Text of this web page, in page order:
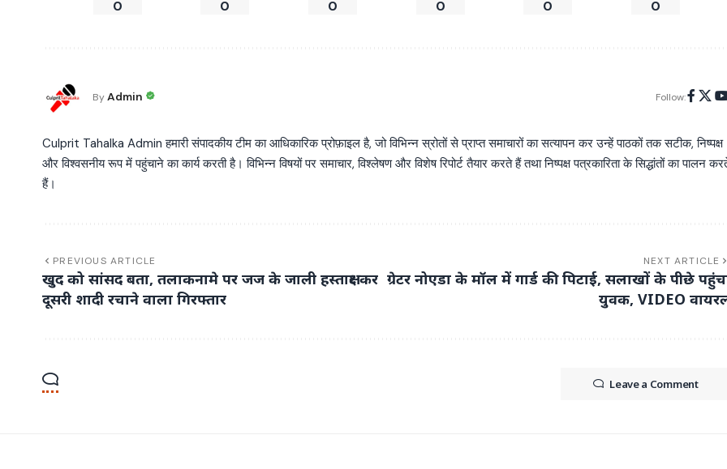
0 0 0 0 0 0
ByAdmin Follow:
Culprit Tahalka Admin हमारी संपादकीय टीम का आधिकारिक प्रोफ़ाइल है, जो विभिन्न स्रोतों से प्राप्त समाचारों का सत्यापन कर उन्हें पाठकों तक सटीक, निष्पक्ष
और विश्वसनीय रूप में पहुंचाने का कार्य करती है। विभिन्न विषयों पर समाचार, विश्लेषण और विशेष रिपोर्ट तैयार करते हैं तथा निष्पक्ष पत्रकारिता के सिद्धांतों का पालन
हैं।
PREVIOUS ARTICLE
खुद को सांसद बता, तलाकनामे पर जज के जाली हस्ताक्षर कर
दूसरी शादी रचाने वाला गिरफ्तार
NEXT ARTICLE
ग्रेटर नोएडा के मॉल में गार्ड की पिटाई, सलाखों के पीछे
युवक, VIDEO
Leave a Comment